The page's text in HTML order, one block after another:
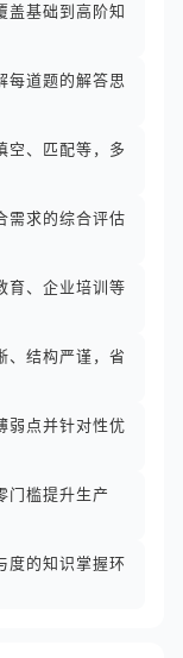
盖基础到高阶知
每道题的解答思
空、匹配等，多
需求的综合评估
育、企业培训等
、结构严谨，省
弱点并针对性优
门槛提升生产
度的知识掌握环